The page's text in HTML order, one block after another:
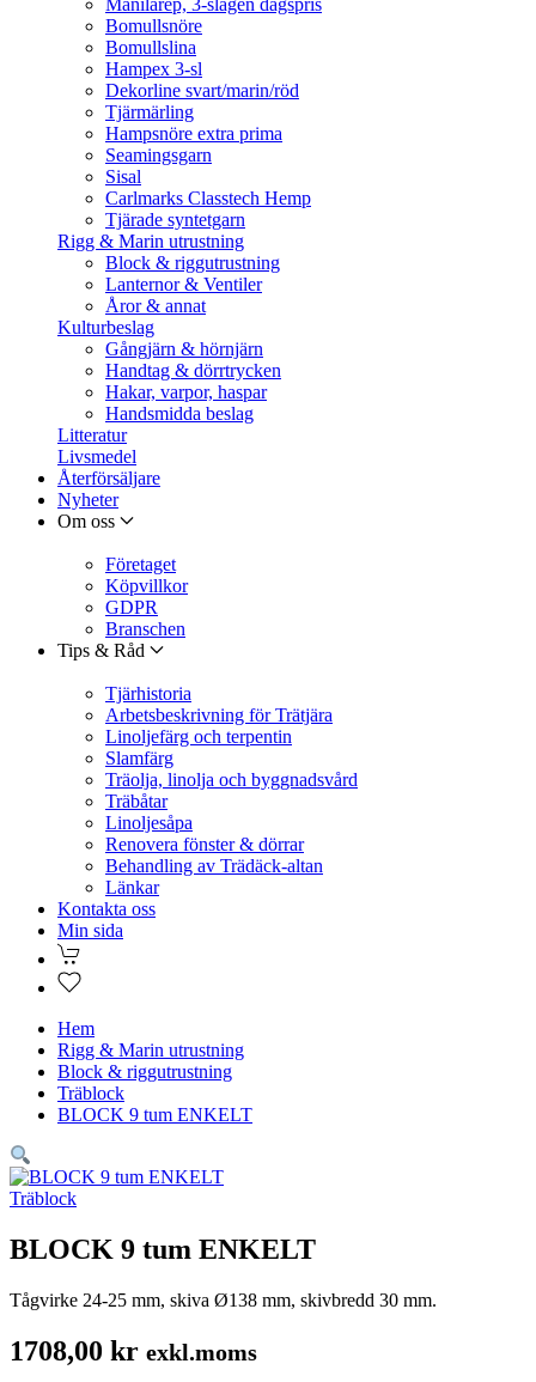
Manilarep, 3-slagen dagspris
Bomullsnöre
Bomullslina
Hampex 3-sl
Dekorline svart/marin/röd
Tjärmärling
Hampsnöre extra prima
Seamingsgarn
Sisal
Carlmarks Classtech Hemp
Tjärade syntetgarn
Rigg & Marin utrustning
Block & riggutrustning
Lanternor & Ventiler
Åror & annat
Kulturbeslag
Gångjärn & hörnjärn
Handtag & dörrtrycken
Hakar, varpor, haspar
Handsmidda beslag
Litteratur
Livsmedel
Återförsäljare
Nyheter
Om oss
Företaget
Köpvillkor
GDPR
Branschen
Tips & Råd
Tjärhistoria
Arbetsbeskrivning för Trätjära
Linoljefärg och terpentin
Slamfärg
Träolja, linolja och byggnadsvård
Träbåtar
Linoljesåpa
Renovera fönster & dörrar
Behandling av Trädäck-altan
Länkar
Kontakta oss
Min sida
Hem
Rigg & Marin utrustning
Block & riggutrustning
Träblock
BLOCK 9 tum ENKELT
Träblock
BLOCK 9 tum ENKELT
Tågvirke 24-25 mm, skiva Ø138 mm, skivbredd 30 mm.
1708,00 kr exkl.moms